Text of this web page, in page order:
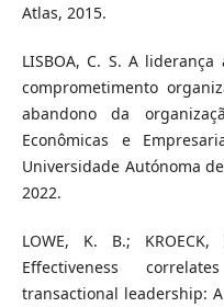
Atlas, 2015.
LISBOA, C. S. A
comprometimento
abandono da
Econômicas e
Universidade Autónoma
2022.
LOWE, K. B.; KROECK,
Effectiveness
transactional leadership: